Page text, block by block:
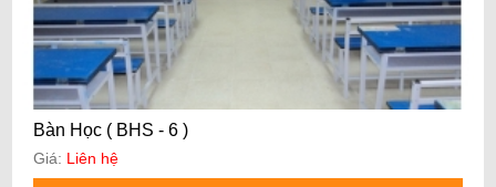
Bàn Học ( BHS - 6 )
Giá: Liên hệ